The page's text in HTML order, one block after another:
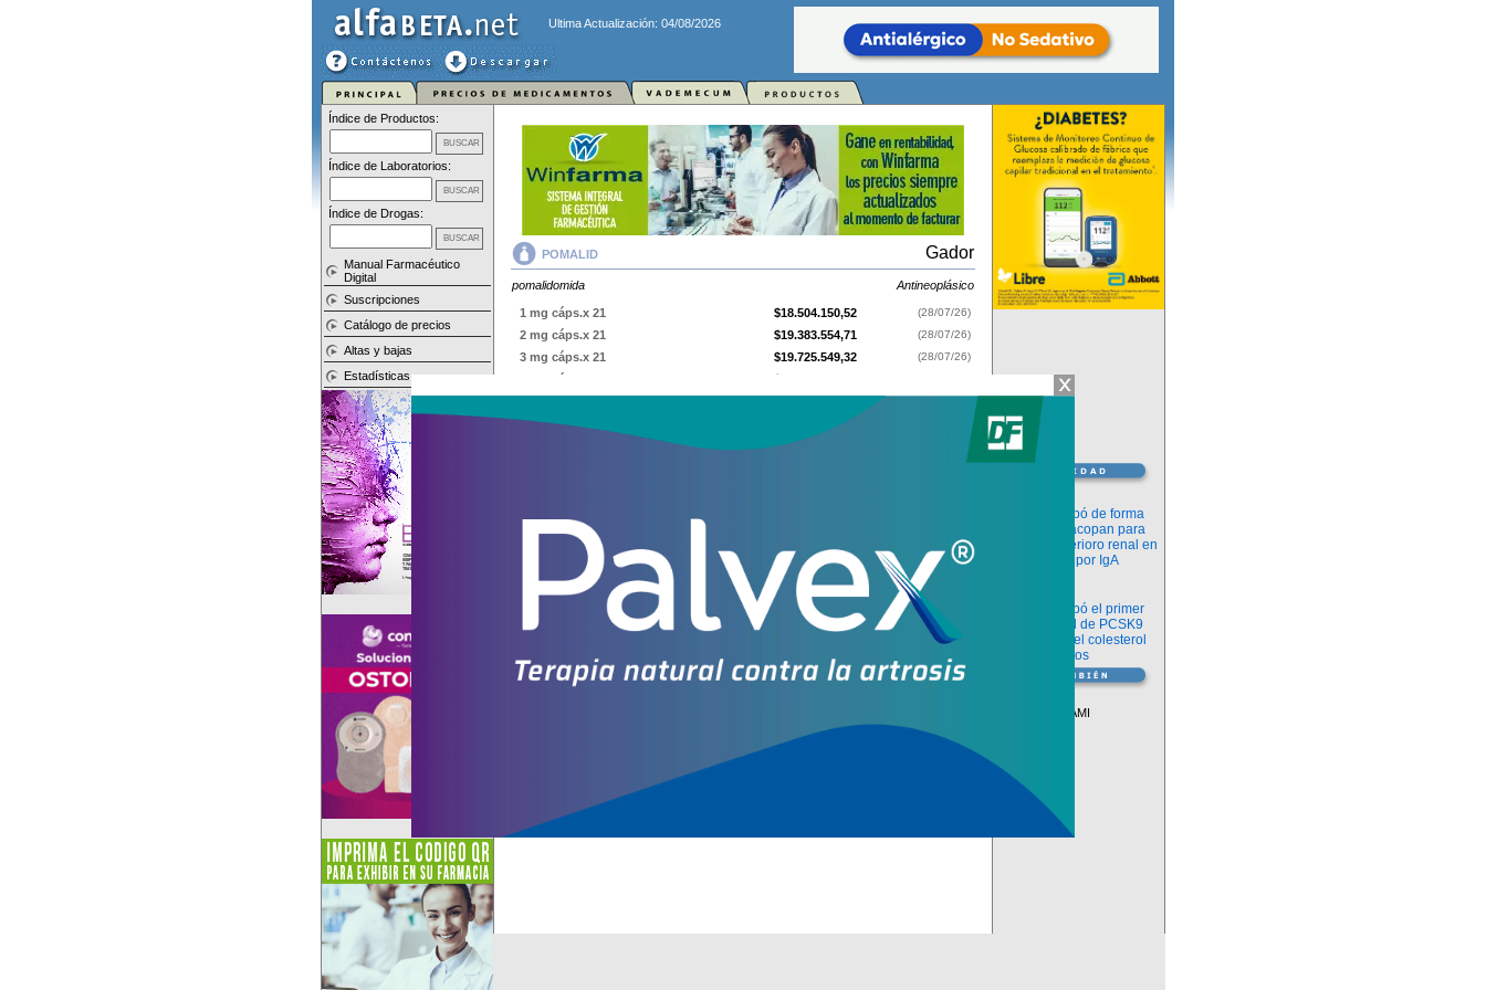
Ultima Actualización: 04/08/2026
Índice de Productos:
Índice de Laboratorios:
Índice de Drogas:
Manual Farmacéutico
Digital
Suscripciones
Catálogo de precios
Altas y bajas
Estadísticas
POMALID Gador
pomalidomida Antineoplásico
1 mg cáps.x 21 $18.504.150,52 (28/07/26)
2 mg cáps.x 21 $19.383.554,71 (28/07/26)
3 mg cáps.x 21 $19.725.549,32 (28/07/26)
4 mg cáps.x 21 $20.543.881,58
pomalidomiday se indica como
Otros productos con
pomalidomida
Otros productos deGador
La FDA aprobó de forma
definitiva iptacopan para
frenar el deterioro renal en
la nefropatía por IgA
La FDA aprobó el primer
inhibidor oral de PCSK9
para reducir el colesterol
LDL en adultos
Descuentos PAMI